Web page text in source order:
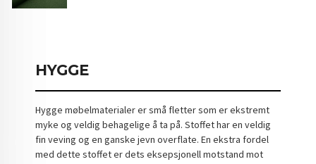
HYGGE
Hygge møbelmaterialer er små fletter som er ekstremt
myke og veldig behagelige å ta på. Stoffet har en veldig
fin veving og en ganske jevn overflate. En ekstra fordel
med dette stoffet er dets eksepsjonell motstand mot